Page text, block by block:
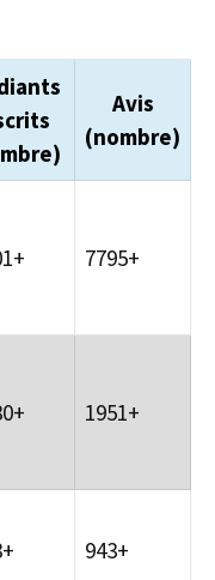
Avis
(nombre)
7795+
1951+
943+